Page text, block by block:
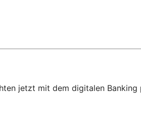
jetzt mit dem digitalen